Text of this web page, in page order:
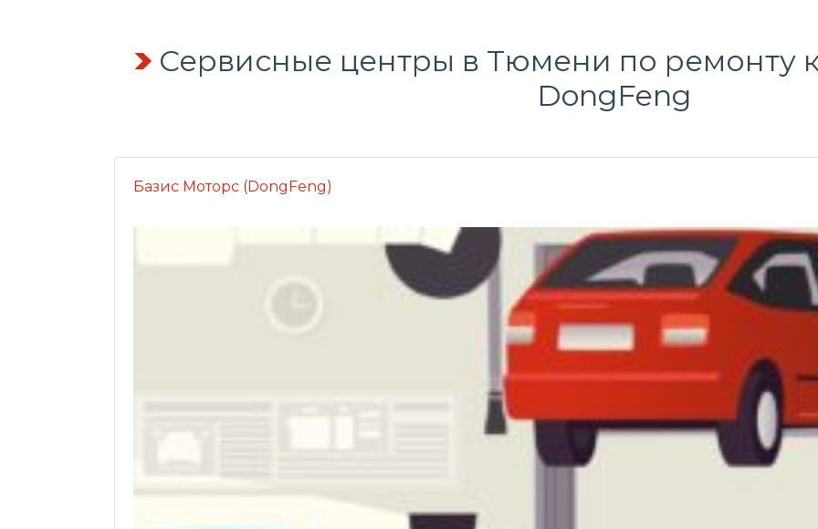
Сервисные центры в Тюмени по ремонту
DongFeng
Базис Моторс (DongFeng)